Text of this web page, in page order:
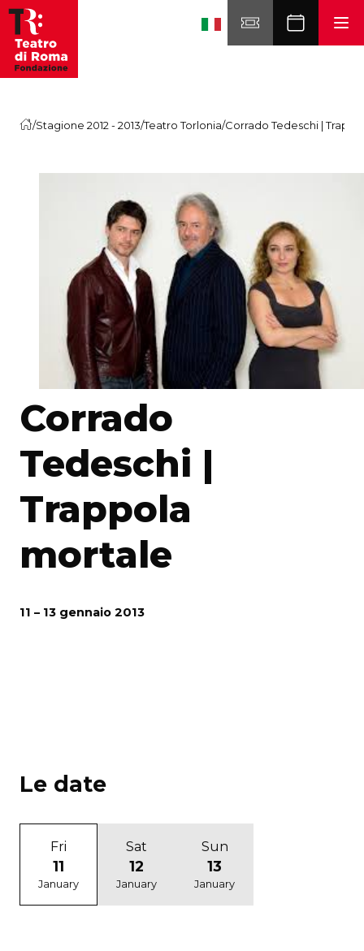
Skip to content
/Stagione 2012 - 2013/Teatro Torlonia/Corrado Tedeschi |
Corrado
Tedeschi |
Trappola
mortale
11 – 13 gennaio 2013
Le date
Fri
11
January
Sat
12
January
Sun
13
January